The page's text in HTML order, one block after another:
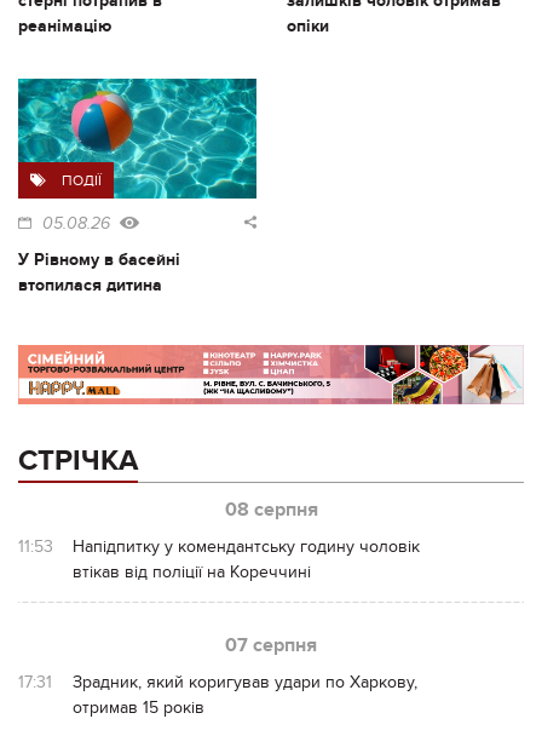
реанімацію
опіки
ПОДІЇ
05.08.26
У Рівному в басейні
втопилася дитина
СТРІЧКА
08 серпня
11:53
Напідпитку у комендантську годину чоловік
втікав від поліції на Кореччині
07 серпня
17:31
Зрадник, який коригував удари по Харкову,
отримав 15 років